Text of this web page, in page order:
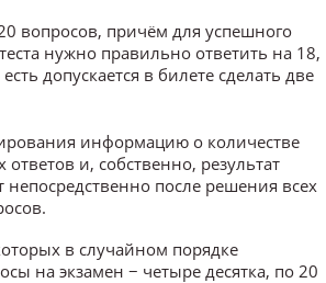
вопросов, причём для успешного
нужно правильно ответить на 18,
допускается в билете сделать две
информацию о количестве
и, собственно, результат
непосредственно после решения всех
в случайном порядке
на экзамен − четыре десятка, по 20